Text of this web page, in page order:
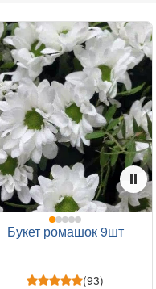
Букет ромашок 9шт
(93)